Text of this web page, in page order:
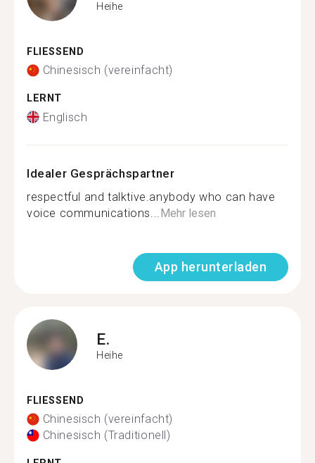
Heihe
FLIESSEND
Chinesisch (vereinfacht)
LERNT
Englisch
Idealer Gesprächspartner
respectful and talktive.anybody who can have
voice communications... Mehr lesen
App herunterladen
E.
Heihe
FLIESSEND
Chinesisch (vereinfacht)
Chinesisch (Traditionell)